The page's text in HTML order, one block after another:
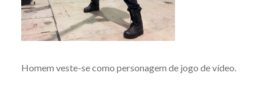
Homem veste-se como personagem de jogo de vídeo.